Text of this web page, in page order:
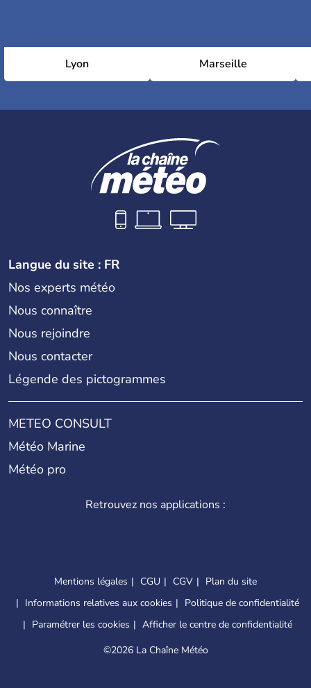
Lyon Marseille
Langue du site : FR
Nos experts météo
Nous connaître
Nous rejoindre
Nous contacter
Légende des pictogrammes
METEO CONSULT
Météo Marine
Météo pro
Retrouvez nos applications :
Mentions légales CGU CGV
Plan du site
Informations relatives aux cookies
Politique de confidentialité
Paramétrer les cookies
Afficher le centre de confidentialité
©2026 La Chaîne Météo